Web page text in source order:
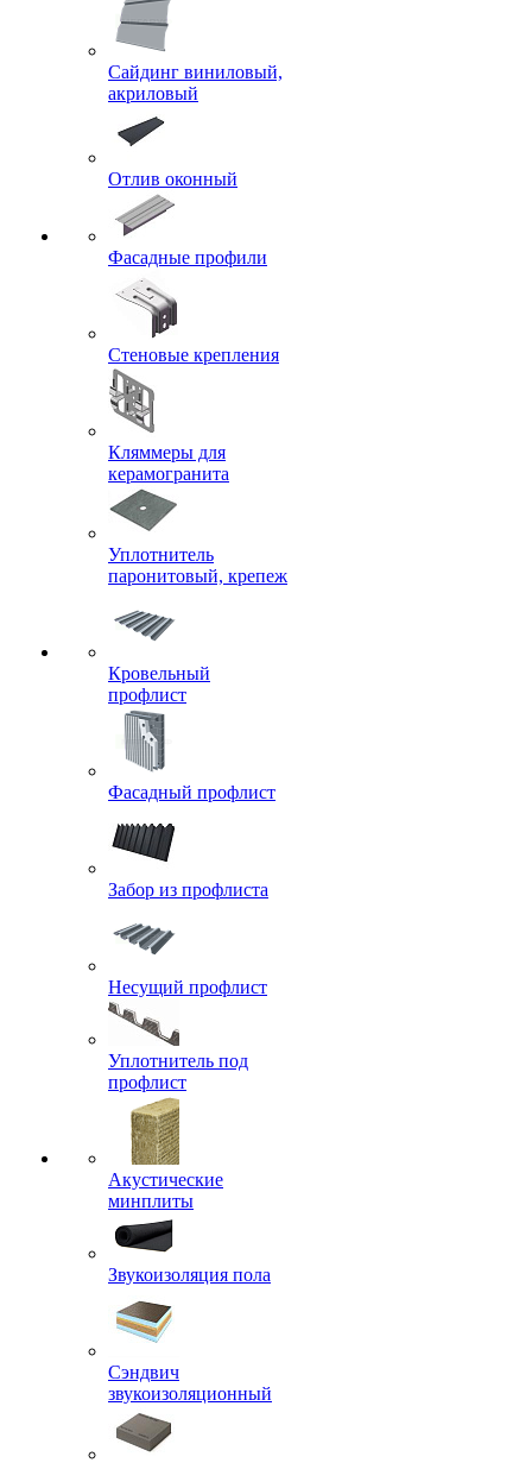
Сайдинг виниловый,
акриловый
Отлив оконный
Фасадные профили
Стеновые крепления
Кляммеры для
керамогранита
Уплотнитель
паронитовый, крепеж
Кровельный
профлист
Фасадный профлист
Забор из профлиста
Несущий профлист
Уплотнитель под
профлист
Акустические
минплиты
Звукоизоляция пола
Сэндвич
звукоизоляционный